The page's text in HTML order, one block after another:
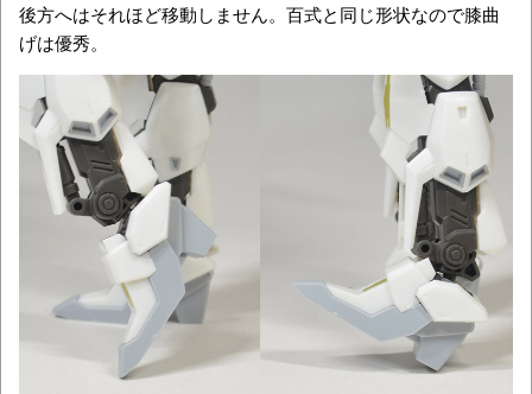
後方へはそれほど移動しません。百式と同じ形状なので膝曲
げは優秀。